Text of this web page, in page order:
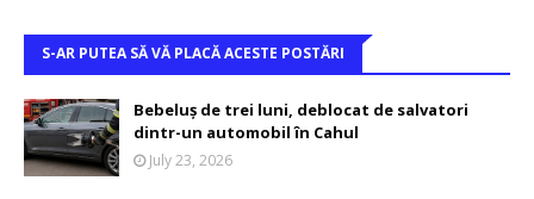
S-AR PUTEA SĂ VĂ PLACĂ ACESTE POSTĂRI
Bebeluș de trei luni, deblocat de salvatori
dintr-un automobil în Cahul
July 23, 2026